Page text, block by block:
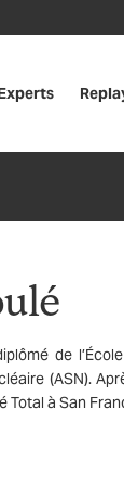
de
(ASN).
à San